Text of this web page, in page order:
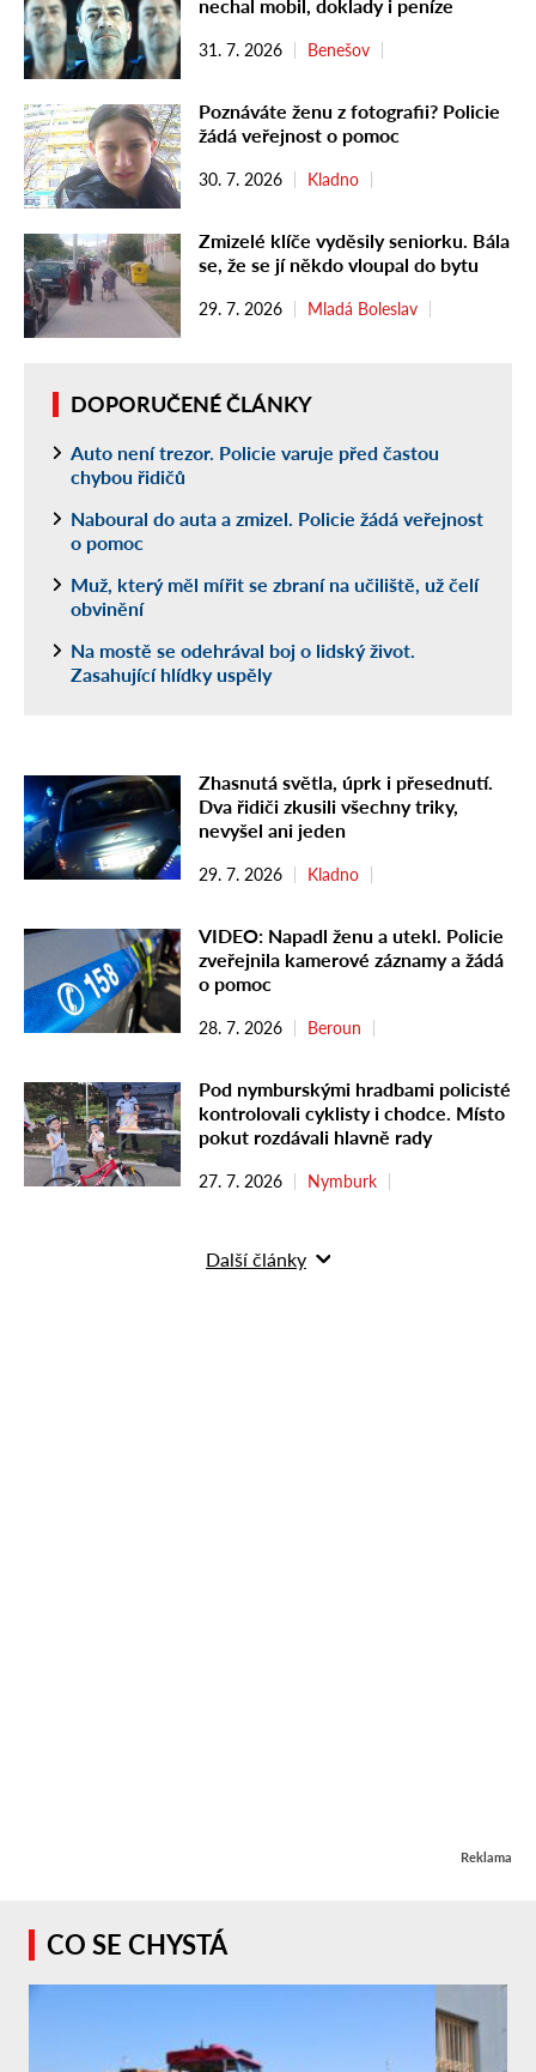
nechal mobil, doklady i peníze
31. 7. 2026 Benešov
Poznáváte ženu z fotografii? Policie
žádá veřejnost o pomoc
30. 7. 2026 Kladno
Zmizelé klíče vyděsily seniorku. Bála
se, že se jí někdo vloupal do bytu
29. 7. 2026 Mladá Boleslav
DOPORUČENÉ ČLÁNKY
Auto není trezor. Policie varuje před častou
chybou řidičů
Naboural do auta a zmizel. Policie žádá veřejnost
o pomoc
Muž, který měl mířit se zbraní na učiliště, už čelí
obvinění
Na mostě se odehrával boj o lidský život.
Zasahující hlídky uspěly
Zhasnutá světla, úprk i přesednutí.
Dva řidiči zkusili všechny triky,
nevyšel ani jeden
29. 7. 2026 Kladno
VIDEO: Napadl ženu a utekl. Policie
zveřejnila kamerové záznamy a žádá
o pomoc
28. 7. 2026 Beroun
Pod nymburskými hradbami policisté
kontrolovali cyklisty i chodce. Místo
pokut rozdávali hlavně rady
27. 7. 2026 Nymburk
Další články
Reklama
CO SE CHYSTÁ